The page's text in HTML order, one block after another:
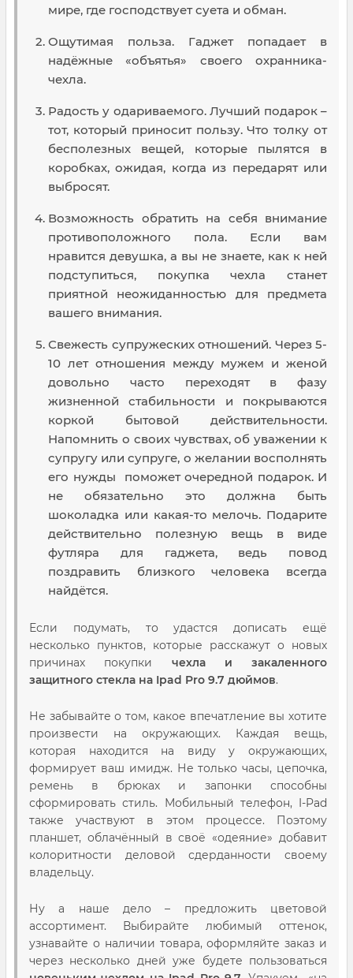
мире, где господствует суета и обман.
Ощутимая польза. Гаджет попадает в
надёжные «объятья» своего охранника-
чехла.
Радость у одариваемого. Лучший подарок –
тот, который приносит пользу. Что толку от
бесполезных вещей, которые пылятся в
коробках, ожидая, когда из передарят или
выбросят.
Возможность обратить на себя внимание
противоположного пола. Если вам
нравится девушка, а вы не знаете, как к ней
подступиться, покупка чехла станет
приятной неожиданностью для предмета
вашего внимания.
Свежесть супружеских отношений. Через 5-
10 лет отношения между мужем и женой
довольно часто переходят в фазу
жизненной стабильности и покрываются
коркой бытовой действительности.
Напомнить о своих чувствах, об уважении к
супругу или супруге, о желании восполнять
его нужды поможет очередной подарок. И
не обязательно это должна быть
шоколадка или какая-то мелочь. Подарите
действительно полезную вещь в виде
футляра для гаджета, ведь повод
поздравить близкого человека всегда
найдётся.
Если подумать, то удастся дописать ещё
несколько пунктов, которые расскажут о новых
причинах покупки чехла и закаленного
защитного стекла на Ipad Pro 9.7 дюймов.
Не забывайте о том, какое впечатление вы хотите
произвести на окружающих. Каждая вещь,
которая находится на виду у окружающих,
формирует ваш имидж. Не только часы, цепочка,
ремень в брюках и запонки способны
сформировать стиль. Мобильный телефон, I-Pad
также участвуют в этом процессе. Поэтому
планшет, облачённый в своё «одеяние» добавит
колоритности деловой сдерданности своему
владельцу.
Ну а наше дело – предложить цветовой
ассортимент. Выбирайте любимый оттенок,
узнавайте о наличии товара, оформляйте заказ и
через несколько дней уже будете пользоваться